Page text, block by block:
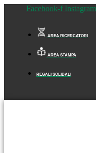
Facebook-f Instagram
AREA RICERCATORI
AREA STAMPA
REGALI SOLIDALI